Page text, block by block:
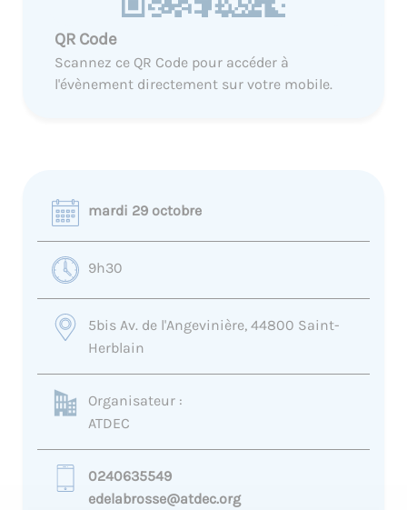
QR Code
Scannez ce QR Code pour accéder à
l'évènement directement sur votre mobile.
mardi 29 octobre
9h30
5bis Av. de l'Angevinière, 44800 Saint-
Herblain
Organisateur :
ATDEC
0240635549
edelabrosse@atdec.org